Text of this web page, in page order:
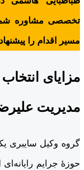
تخصصی مشاوره
مسیر اقدام را
مزایای
مدیریت
گروه وکیل سایبری
حوزۀ جرایم